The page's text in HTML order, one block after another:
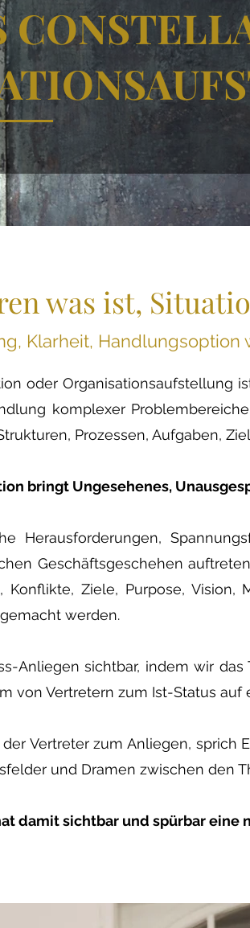
was ist,
Klarheit, Handlungsoption
oder Organisationsaufstellung
komplexer
Prozessen, Aufgaben,
bringt Ungesehenes,
Herausforderungen,
Geschäftsgeschehen
Konflikte, Ziele, Purpose,
werden.​​
Anliegen sichtbar, indem wir
von Vertretern zum Ist-Status
Vertreter zum Anliegen, sprich
und Dramen zwischen den
damit sichtbar und spürbar eine